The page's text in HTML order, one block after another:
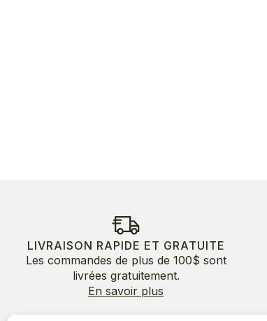
LIVRAISON RAPIDE ET GRATUITE
Les commandes de plus de 100$ sont
livrées gratuitement.
En savoir plus